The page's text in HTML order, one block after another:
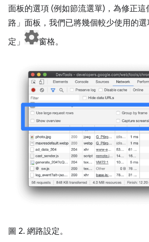
面板的選項 (例如節流選單)，為修正這
路」面板，我們已將幾個較少使用的
定」
窗格。
圖 2. 網路設定。